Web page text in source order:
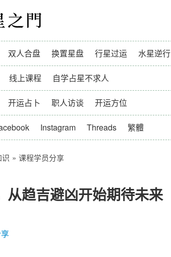
双人合盘 换置星盘 行星过运 水星逆行
线上课程 自学占星不求人
开运占卜 职人访谈 开运方位
Instagram Threads 繁體
识 » 课程学员分享
从趋吉避凶开始期待未来